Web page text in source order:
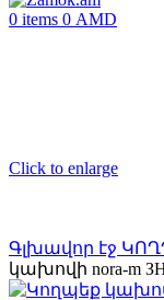
0 items 0 AMD
Click to enlarge
Գլխավոր էջ
կախովի nora-m